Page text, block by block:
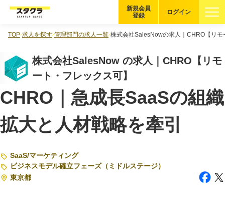
企業を探す
適性診断 無料・5分
スタクラが選ばれる理由
紹介する企業について
ログイン
新規会員
登録
TOP 求人を探す 管理部門の求人一覧 株式会社SalesNowの求人｜CHRO【リモ
株式会社SalesNow の求人｜CHRO【リモ
ート・フレックス可】
CHRO｜急成長SaaSの組織
拡大と人材戦略を牽引
SaaS/マーケティング
ビジネスモデル確立フェーズ（ミドルステージ）
東京都